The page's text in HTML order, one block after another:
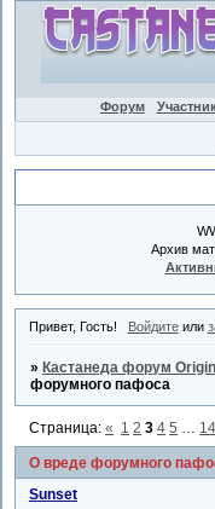
Форум
Архив
Привет, Гость! Войдитеили
» Кастанеда форум
форумного пафоса
О вреде форумного
Страница:« 1 2 3 4 5 14
Sunset